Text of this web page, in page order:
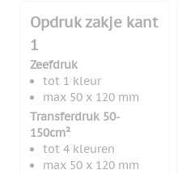
Opdruk zakje kant
1
Zeefdruk
tot 1 kleur
max 50 x 120 mm
Transferdruk 50-
150cm²
tot 4 kleuren
max 50 x 120 mm